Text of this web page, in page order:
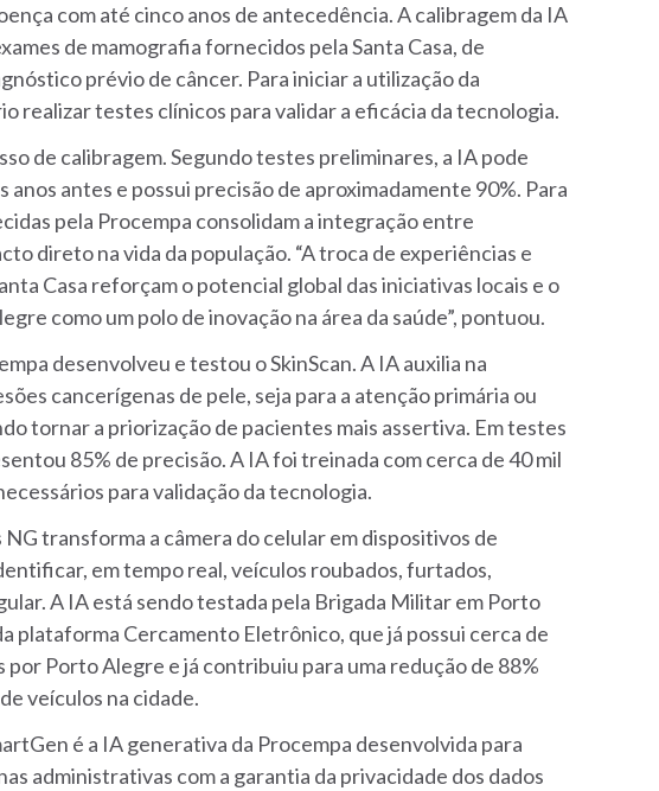
com até cinco anos de antecedência. A calibragem da IA
de mamografia fornecidos pela Santa Casa, de
prévio de câncer. Para iniciar a utilização da
realizar testes clínicos para validar a eficácia da tecnologia.
de calibragem. Segundo testes preliminares, a IA pode
anos antes e possui precisão de aproximadamente 90%. Para
pela Procempa consolidam a integração entre
direto na vida da população. “A troca de experiências e
Casa reforçam o potencial global das iniciativas locais e o
como um polo de inovação na área da saúde”, pontuou.
desenvolveu e testou o SkinScan. A IA auxilia na
cancerígenas de pele, seja para a atenção primária ou
tornar a priorização de pacientes mais assertiva. Em testes
85% de precisão. A IA foi treinada com cerca de 40 mil
para validação da tecnologia.
NG transforma a câmera do celular em dispositivos de
em tempo real, veículos roubados, furtados,
A IA está sendo testada pela Brigada Militar em Porto
plataforma Cercamento Eletrônico, que já possui cerca de
por Porto Alegre e já contribuiu para uma redução de 88%
veículos na cidade.
é a IA generativa da Procempa desenvolvida para
administrativas com a garantia da privacidade dos dados